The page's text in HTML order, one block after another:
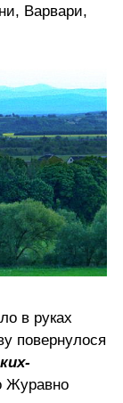
Варвари,
в руках
повернулося
Журавно